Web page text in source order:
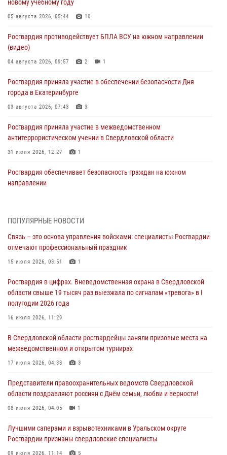
новому учебному году
05 августа 2026, 05:44 10
Росгвардия противодействует БПЛА ВСУ на южном направлении
(видео)
04 августа 2026, 09:57 2 1
Росгвардия приняла участие в обеспечении безопасности Дня
города в Екатеринбурге
03 августа 2026, 07:43 3
Росгвардия приняла участие в межведомственном
антитеррористическом учении в Свердловской области
31 июля 2026, 12:27 1
Росгвардия обеспечивает безопасность граждан на южном
направлении
Представитель Управления Росгвардии по Свердловской области
«Телекон»
30 июля 2026, 11:33
спартакиады «Динамо» памяти погибшего офицера милиции
Православные священники поддержали росгвардейцев в зоне СВО
Свердловские росгвардейцы завоевали медали на окружном
чемпионате по комплексному единоборству
ПОПУЛЯРНЫЕ НОВОСТИ
Связь – это основа управления войсками: специалисты Росгвардии
отмечают профессиональный праздник
15 июля 2026, 03:51 1
Росгвардия в цифрах. Вневедомственная охрана в Свердловской
области свыше 19 тысяч раз выезжала по сигналам «тревога» в I
полугодии 2026 года
16 июля 2026, 11:29
В Свердловской области росгвардейцы заняли призовые места на
межведомственном и открытом турнирах
17 июля 2026, 04:38 3
Представители правоохранительных ведомств Свердловской
области поздравляют россиян с Днём семьи, любви и верности!
08 июля 2026, 04:05 1
Лучшими саперами и взрывотехниками в Уральском округе
Росгвардии признаны свердловские специалисты
09 июля 2026, 11:14 5